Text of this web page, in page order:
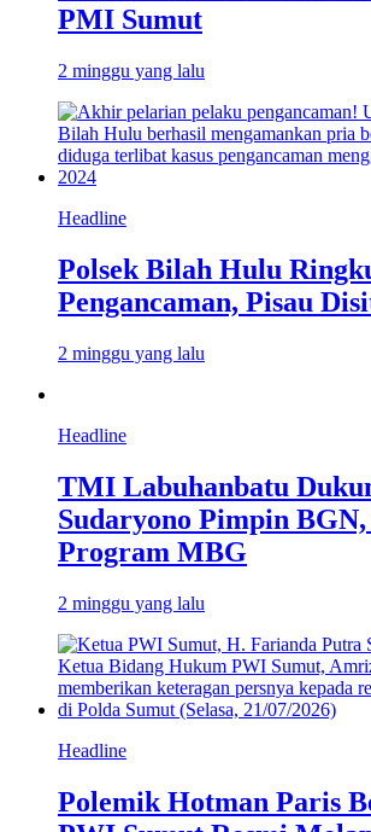
PMI Sumut
2 minggu yang lalu
Headline
Polsek Bilah Hulu
Pengancaman, Pisau
2 minggu yang lalu
Headline
TMI Labuhanbatu
Sudaryono Pimpin
Program MBG
2 minggu yang lalu
Headline
Polemik Hotman Paris